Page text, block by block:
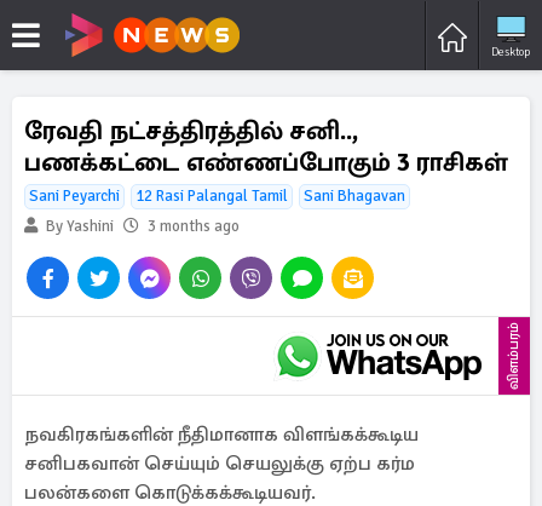
Desktop
ரேவதி நட்சத்திரத்தில் சனி..,
பணக்கட்டை எண்ணப்போகும் 3 ராசிகள்
Sani Peyarchi 12 Rasi Palangal Tamil
Sani Bhagavan
By Yashini
3 months ago
விளம்பரம்
நவகிரகங்களின் நீதிமானாக விளங்கக்கூடிய
சனிபகவான் செய்யும் செயலுக்கு ஏற்ப கர்ம
பலன்களை கொடுக்கக்கூடியவர்.